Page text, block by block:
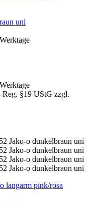
uni
Reg. §19 UStG zzgl.